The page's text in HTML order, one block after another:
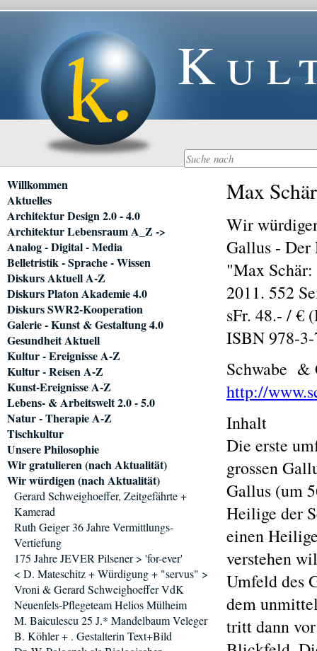
Max
Wir
Gallus -
"Max
2011. 552
sFr. 48.- / €
ISBN 978-
Schwabe &
http://
Inhalt
Die erste
grossen
Gallus (um
Heilige der
einen
verstehen
Umfeld des
dem
tritt dann
Navigation
überspringen
Willkommen
Aktuelles
Architektur Design 2.0 - 4.0
Architektur Lebensraum A_Z ->
Analog - Digital - Media
Belletristik - Sprache - Wissen
Diskurs Aktuell A-Z
Diskurs Platon Akademie 4.0
Diskurs SWR2-Kooperation
Galerie - Kunst & Gestaltung 4.0
Gesundheit Aktuell
Kultur - Ereignisse A-Z
Kultur - Reisen A-Z
Kunst-Ereignisse A-Z
Lebens- & Arbeitswelt 2.0 - 5.0
Natur - Therapie A-Z
Tischkultur
Unsere Philosophie
Wir gratulieren (nach Aktualität)
Wir würdigen (nach Aktualität)
Gerard Schweighoeffer, Zeitgefährte +
Kamerad
Ruth Geiger 36 Jahre Vermittlungs-
Vertiefung
175 Jahre JEVER Pilsener > 'for-ever'
< D. Mateschitz + Würdigung + "servus" >
Vroni & Gerard Schweighoeffer VdK
Neuenfels-Pflegeteam Helios Mülheim
M. Baiculescu 25 J.* Mandelbaum Veleger
B. Köhler + . Gestalterin Text+Bild